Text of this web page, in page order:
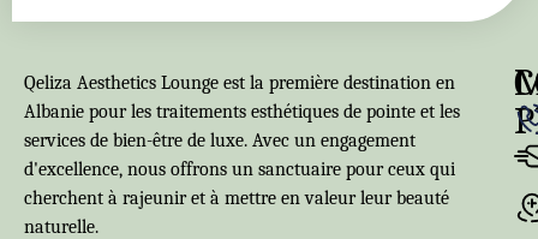
Qeliza Aesthetics Lounge est la première destination en
Albanie pour les traitements esthétiques de pointe et les
services de bien-être de luxe. Avec un engagement
d'excellence, nous offrons un sanctuaire pour ceux qui
cherchent à rajeunir et à mettre en valeur leur beauté
naturelle.